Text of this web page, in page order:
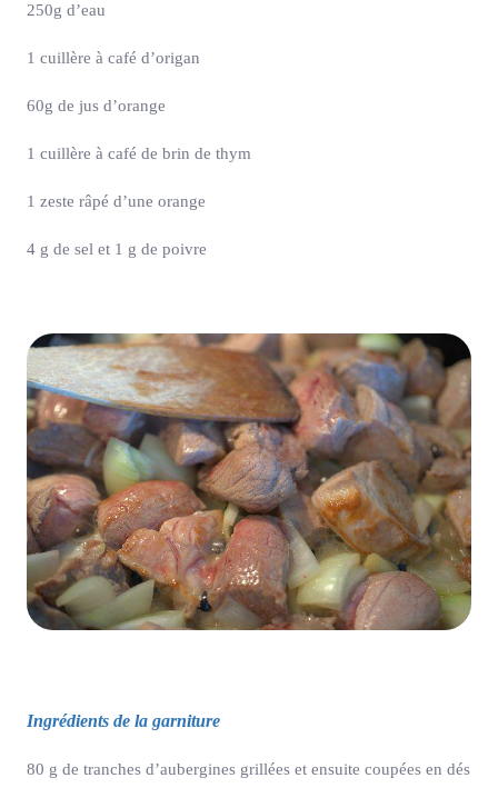
250g d’eau
1 cuillère à café d’origan
60g de jus d’orange
1 cuillère à café de brin de thym
1 zeste râpé d’une orange
4 g de sel et 1 g de poivre
Ingrédients de la garniture
80 g de tranches d’aubergines grillées et ensuite coupées en dés